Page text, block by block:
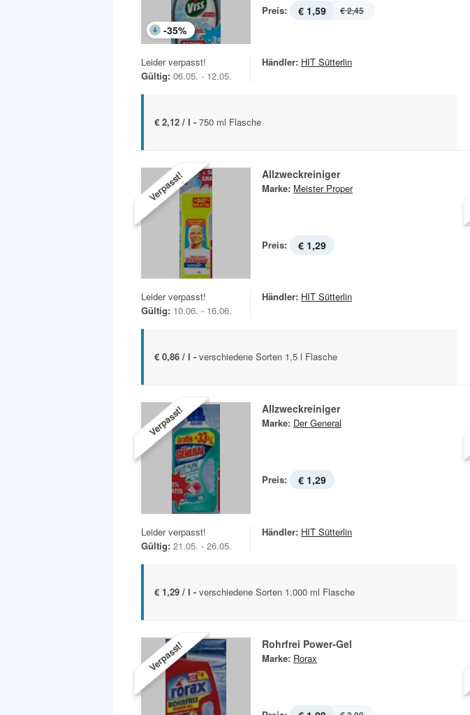
-35%
Preis: € 1,59 € 2,45
Leider verpasst!
Gültig: 06.05. - 12.05.
Händler: HIT Sütterlin
€ 2,12 / l - 750 ml Flasche
Verpasst! Allzweckreiniger
Marke: Meister Proper
Preis: € 1,29
Leider verpasst!
Gültig: 10.06. - 16.06.
Händler: HIT Sütterlin
€ 0,86 / l - verschiedene Sorten 1,5 l Flasche
Verpasst! Allzweckreiniger
Marke: Der General
Preis: € 1,29
Leider verpasst!
Gültig: 21.05. - 26.05.
Händler: HIT Sütterlin
€ 1,29 / l - verschiedene Sorten 1.000 ml Flasche
Verpasst! Rohrfrei Power-Gel
Marke: Rorax